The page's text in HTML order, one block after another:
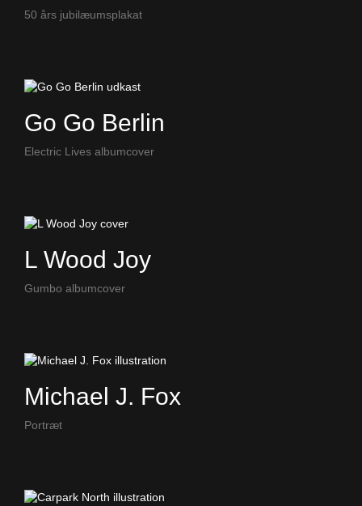
50 års jubilæumsplakat
Go Go Berlin
Electric Lives albumcover
L Wood Joy
Gumbo albumcover
Michael J. Fox
Portræt